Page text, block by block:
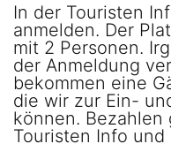
In der Touristen
anmelden. Der
mit 2 Personen.
der Anmeldung
bekommen eine
die wir zur Ein-
können.
Touristen Info